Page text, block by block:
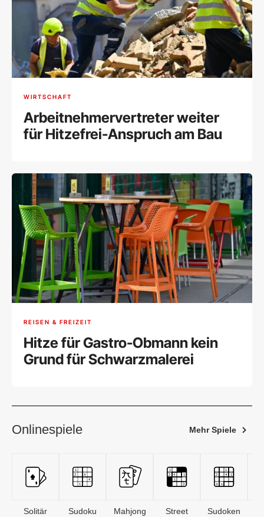
WIRTSCHAFT
Arbeitnehmervertreter weiter
für Hitzefrei-Anspruch am Bau
REISEN & FREIZEIT
Hitze für Gastro-Obmann kein
Grund für Schwarzmalerei
Onlinespiele Mehr Spiele
Solitär Sudoku Mahjong Street Sudoken